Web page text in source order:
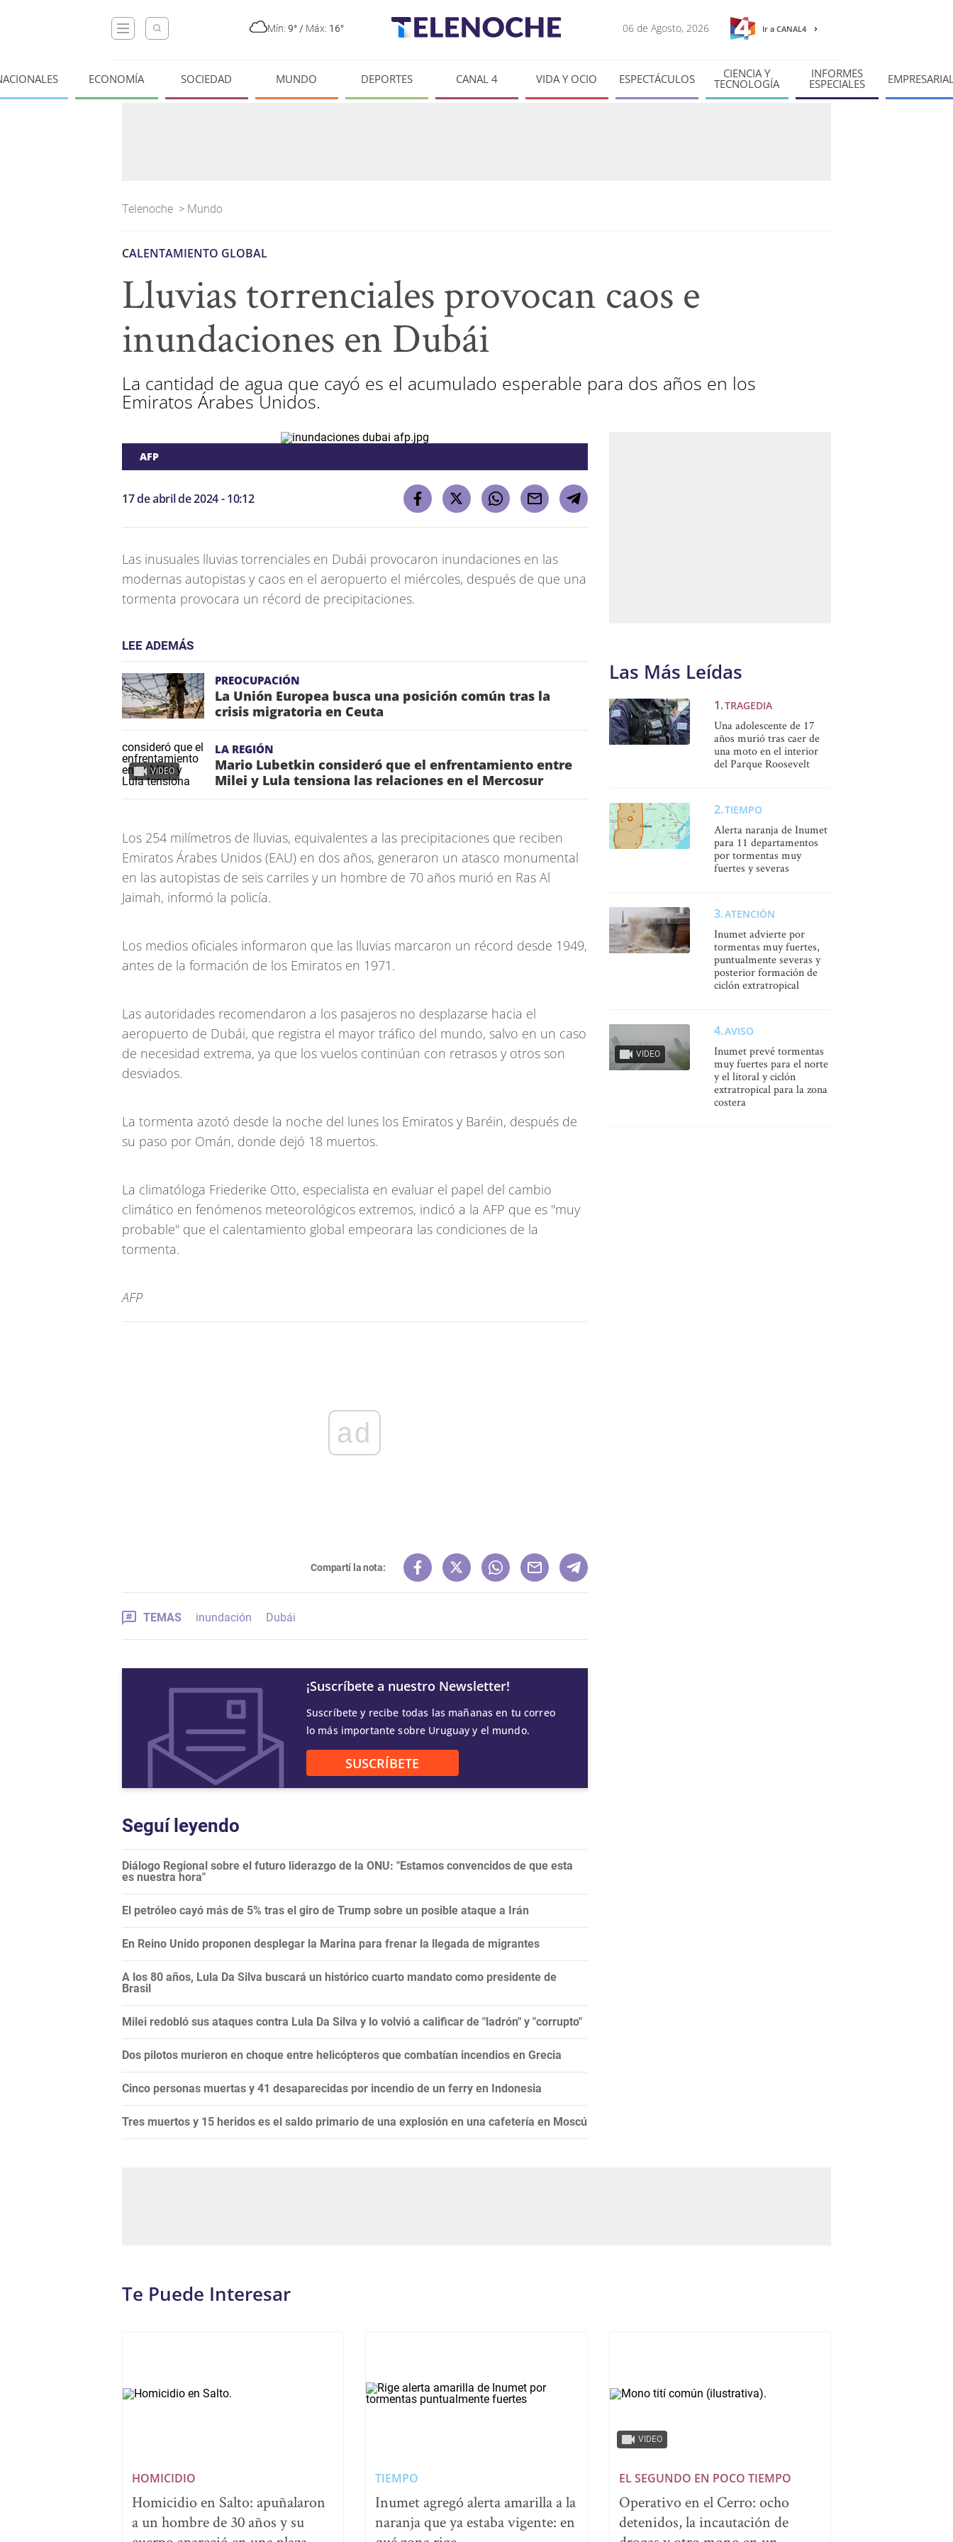
Mín: 9° / Máx: 16° 06 de Agosto, 2026 Ir a CANAL4
ECONOMÍA SOCIEDAD MUNDO DEPORTES CANAL 4 VIDA Y OCIO ESPECTÁCULOS CIENCIA Y
TECNOLOGÍA
INFORMES
ESPECIALES
Telenoche > Mundo
CALENTAMIENTO GLOBAL
Lluvias torrenciales provocan caos e
inundaciones en Dubái
La cantidad de agua que cayó es el acumulado esperable para dos años en los
Emiratos Árabes Unidos.
AFP
17 de abril de 2024 - 10:12
Las inusuales lluvias torrenciales en Dubái provocaron inundaciones en las
modernas autopistas y caos en el aeropuerto el miércoles, después de que una
tormenta provocara un récord de precipitaciones.
LEE ADEMÁS
PREOCUPACIÓN
La Unión Europea busca una posición común tras la
crisis migratoria en Ceuta
VIDEO
LA REGIÓN
Mario Lubetkin consideró que el enfrentamiento entre
Milei y Lula tensiona las relaciones en el Mercosur
Los 254 milímetros de lluvias, equivalentes a las precipitaciones que reciben
Emiratos Árabes Unidos (EAU) en dos años, generaron un atasco monumental
en las autopistas de seis carriles y un hombre de 70 años murió en Ras Al
Jaimah, informó la policía.
Los medios oficiales informaron que las lluvias marcaron un récord desde 1949,
antes de la formación de los Emiratos en 1971.
Las autoridades recomendaron a los pasajeros no desplazarse hacia el
aeropuerto de Dubái, que registra el mayor tráfico del mundo, salvo en un caso
de necesidad extrema, ya que los vuelos continúan con retrasos y otros son
desviados.
La tormenta azotó desde la noche del lunes los Emiratos y Baréin, después de
su paso por Omán, donde dejó 18 muertos.
La climatóloga Friederike Otto, especialista en evaluar el papel del cambio
climático en fenómenos meteorológicos extremos, indicó a la AFP que es "muy
probable" que el calentamiento global empeorara las condiciones de la
tormenta.
AFP
ad
Compartí la nota:
TEMAS inundación Dubái
¡Suscríbete a nuestro Newsletter!
Suscríbete y recibe todas las mañanas en tu correo
lo más importante sobre Uruguay y el mundo.
SUSCRÍBETE
Seguí leyendo
Diálogo Regional sobre el futuro liderazgo de la ONU: "Estamos convencidos de que esta
es nuestra hora"
El petróleo cayó más de 5% tras el giro de Trump sobre un posible ataque a Irán
En Reino Unido proponen desplegar la Marina para frenar la llegada de migrantes
A los 80 años, Lula Da Silva buscará un histórico cuarto mandato como presidente de
Brasil
Milei redobló sus ataques contra Lula Da Silva y lo volvió a calificar de "ladrón" y "corrupto"
Dos pilotos murieron en choque entre helicópteros que combatían incendios en Grecia
Cinco personas muertas y 41 desaparecidas por incendio de un ferry en Indonesia
Tres muertos y 15 heridos es el saldo primario de una explosión en una cafetería en Moscú
Las Más Leídas
TRAGEDIA
Una adolescente de 17
años murió tras caer de
una moto en el interior
del Parque Roosevelt
TIEMPO
Alerta naranja de Inumet
para 11 departamentos
por tormentas muy
fuertes y severas
ATENCIÓN
Inumet advierte por
tormentas muy fuertes,
puntualmente severas y
posterior formación de
ciclón extratropical
VIDEO
AVISO
Inumet prevé tormentas
muy fuertes para el norte
y el litoral y ciclón
extratropical para la zona
costera
Te Puede Interesar
HOMICIDIO
Homicidio en Salto: apuñalaron
a un hombre de 30 años y su
TIEMPO
Inumet agregó alerta amarilla a la
naranja que ya estaba vigente: en
VIDEO
EL SEGUNDO EN POCO TIEMPO
Operativo en el Cerro: ocho
detenidos, la incautación de